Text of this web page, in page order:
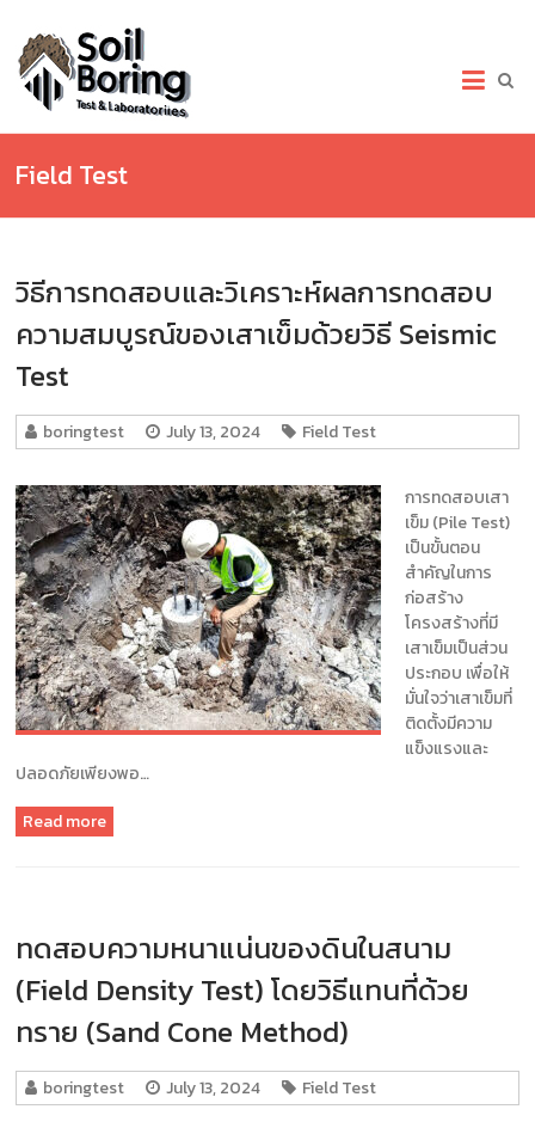
content
เจาะ
สำรวจ
ดิน.com
เจาะ
เจาะ
(Soil
Boring
Test)
เก็บ
ตัวอย่าง
ทดสอบ
ดิน
แนะนำ
ข้อมูล
เพื่อ
การ
ออกแบบ
ฐานราก
บจก.เอ็กซ์
เพิร์ท
ซอ
ยล์
แอนด์
เอ็น
Field Test
วิธีการทดสอบและวิเคราะห์ผลการทดสอบ
ความสมบูรณ์ของเสาเข็มด้วยวิธี Seismic
Test
boringtest July 13, 2024 Field Test
การทดสอบเสา
เข็ม (Pile Test)
เป็นขั้นตอน
สำคัญในการ
ก่อสร้าง
โครงสร้างที่มี
เสาเข็มเป็นส่วน
ประกอบ เพื่อให้
มั่นใจว่าเสาเข็มที่
ติดตั้งมีความ
แข็งแรงและ
ปลอดภัยเพียงพอ…
Read more
ทดสอบความหนาแน่นของดินในสนาม
(Field Density Test) โดยวิธีแทนที่ด้วย
ทราย (Sand Cone Method)
boringtest July 13, 2024 Field Test